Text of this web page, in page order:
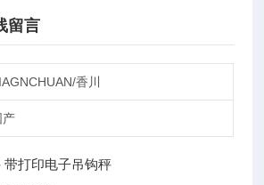
留言
香川
产
打印电子吊钩秤